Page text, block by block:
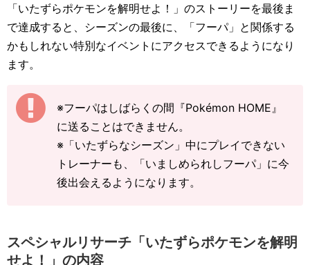
「いたずらポケモンを解明せよ！」のストーリーを最後ま
で達成すると、シーズンの最後に、「フーパ」と関係する
かもしれない特別なイベントにアクセスできるようになり
ます。
※フーパはしばらくの間『Pokémon HOME』
に送ることはできません。
※「いたずらなシーズン」中にプレイできない
トレーナーも、「いましめられしフーパ」に今
後出会えるようになります。
スペシャルリサーチ「いたずらポケモンを解明
せよ！」の内容